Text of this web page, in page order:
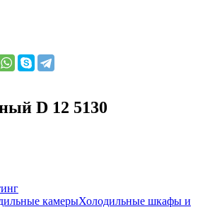
D 12 5130
камерыХолодильные шкафы и